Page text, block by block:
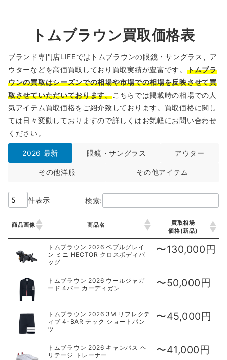
トムブラウン買取価格表
ブランド専門店LIFEではトムブラウンの眼鏡・サングラス、ア
ウターなどを高価買取しており買取実績が豊富です。 トムブラ
ウンの買取はシーズンでの相場や市場での相場を反映させて買
取させていただいております。こちらでは掲載時の相場での人
気アイテム買取価格をご紹介致しております。買取価格に関し
ては日々変動しておりますので詳しくはお気軽にお問い合わせ
ください。
2026 最新 眼鏡・サングラス アウター
その他洋服 その他アイテム
件表示 検索:
商品画像 商品名
買取相場
価格(新品)
トムブラウン 2026 ペブルグレイ
ン ミニ HECTOR クロスボディバ
ッグ
〜130,000円
トムブラウン 2026 ウールジャガ
ード 4バー カーディガン
〜50,000円
トムブラウン 2026 3M リフレクテ
ィブ 4-BAR テック ショートパン
ツ
〜45,000円
トムブラウン 2026 キャンバス ヘ
リテージ トレーナー
〜41,000円